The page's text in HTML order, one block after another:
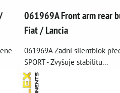
061969A Front arm rear
Fiat / Lancia
061969A Zadní silentblok
SPORT - Zvyšuje stabilitu...